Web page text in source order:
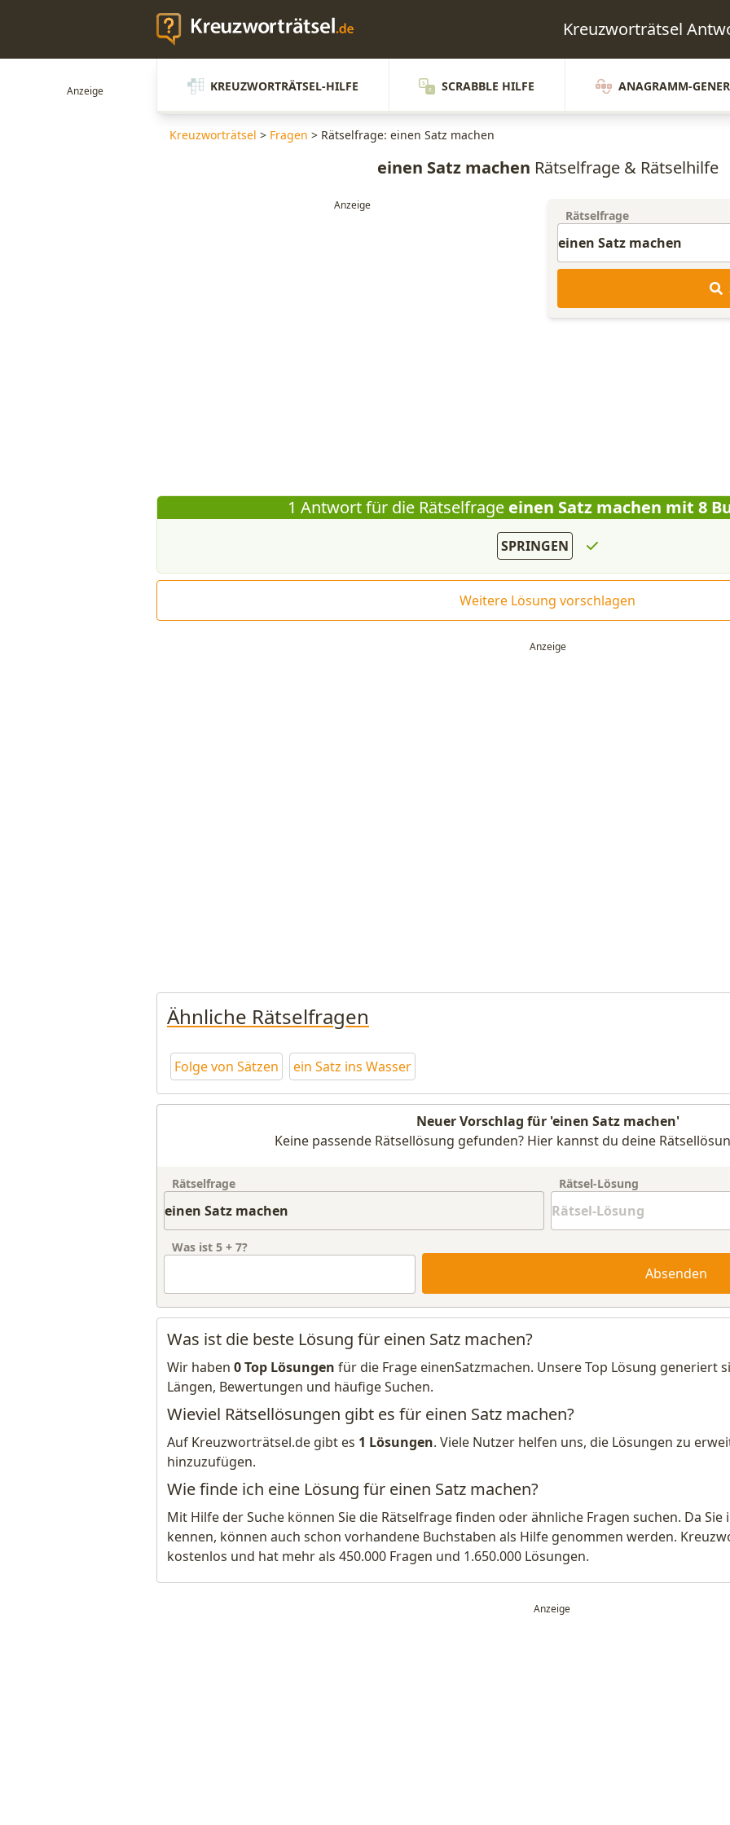
Kreuzworträtsel
KREUZWORTRÄTSEL-HILFE SCRABBLE HILFE ANAGRAMM-
Kreuzworträtsel > Fragen > Rätselfrage: einen Satz machen
einen Satz machen Rätselfrage & Rätselhilfe
Rätselfrage
1 Antwort für die Rätselfrage einen Satz machen mit 8
SPRINGEN
Weitere Lösung vorschlagen
Ähnliche Rätselfragen
Folge von Sätzen ein Satz ins Wasser
Neuer Vorschlag für 'einen Satz machen'
Keine passende Rätsellösung gefunden? Hier kannst du deine
Rätselfrage Rätsel-Lösung
Was ist 5 + 7?
Absenden
Was ist die beste Lösung für einen Satz machen?
Wir haben 0 Top Lösungen für die Frage einenSatzmachen. Unsere Top Lösung generiert
Längen, Bewertungen und häufige Suchen.
Wieviel Rätsellösungen gibt es für einen Satz machen?
Auf Kreuzworträtsel.de gibt es 1 Lösungen. Viele Nutzer helfen uns, die Lösungen zu
hinzuzufügen.
Wie finde ich eine Lösung für einen Satz machen?
Mit Hilfe der Suche können Sie die Rätselfrage finden oder ähnliche Fragen suchen. Da
kennen, können auch schon vorhandene Buchstaben als Hilfe genommen werden.
kostenlos und hat mehr als 450.000 Fragen und 1.650.000 Lösungen.